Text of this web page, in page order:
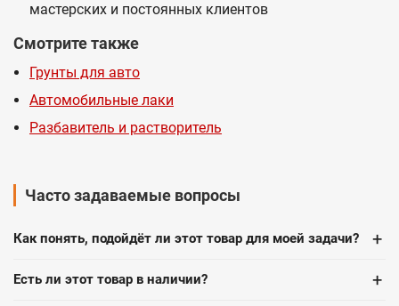
мастерских и постоянных клиентов
Смотрите также
Грунты для авто
Автомобильные лаки
Разбавитель и растворитель
Часто задаваемые вопросы
Как понять, подойдёт ли этот товар для моей задачи? +
Есть ли этот товар в наличии? +